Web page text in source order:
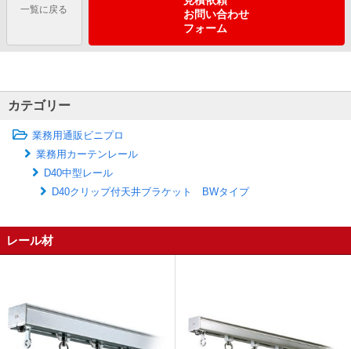
一覧に戻る
お問い合わせ
フォーム
カテゴリー
業務用通販ビニプロ
業務用カーテンレール
D40中型レール
D40クリップ付天井ブラケット BWタイプ
レール材